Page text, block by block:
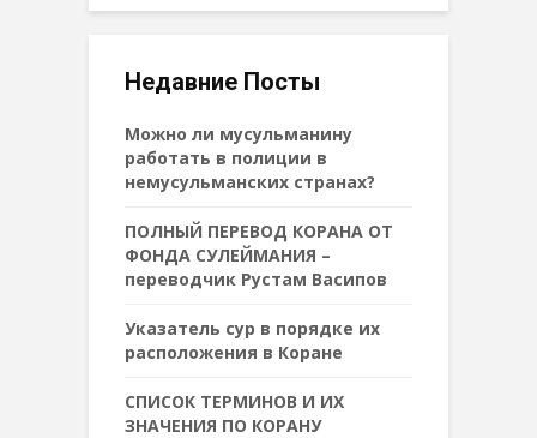
Недавние Посты
Можно ли мусульманину
работать в полиции в
немусульманских странах?
ПОЛНЫЙ ПЕРЕВОД КОРАНА ОТ
ФОНДА СУЛЕЙМАНИЯ –
переводчик Рустам Васипов
Указатель сур в порядке их
расположения в Коране
СПИСОК ТЕРМИНОВ И ИХ
ЗНАЧЕНИЯ ПО КОРАНУ